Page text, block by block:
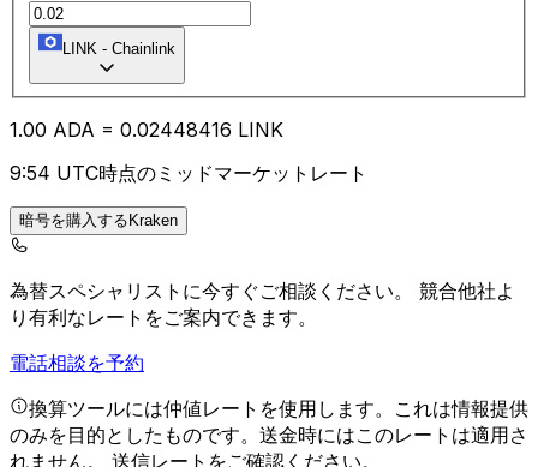
LINK - Chainlink
1.00 ADA = 0.02448416 LINK
9:54 UTC時点のミッドマーケットレート
暗号を購入するKraken
為替スペシャリストに今すぐご相談ください。 競合他社よ
り有利なレートをご案内できます。
電話相談を予約
換算ツールには仲値レートを使用します。これは情報提供
のみを目的としたものです。送金時にはこのレートは適用さ
れません。 送信レートをご確認ください。